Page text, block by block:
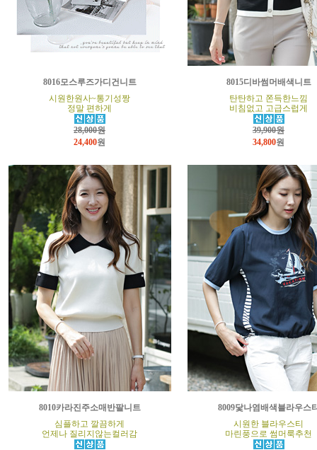
8016모스루즈가디건니트
시원한원사~통기성짱
정말 편하게
28,000원
24,400원
8015디바썸머배색니트
탄탄하고 쫀득한느낌
비침없고 고급스럽게
39,900원
34,800원
8010카라진주소매반팔니트
심플하고 깔끔하게
언제나 질리지않는컬러감
8009닻나염배색블라우스
시원한 블라우스티
마린풍으로 썸머룩추천